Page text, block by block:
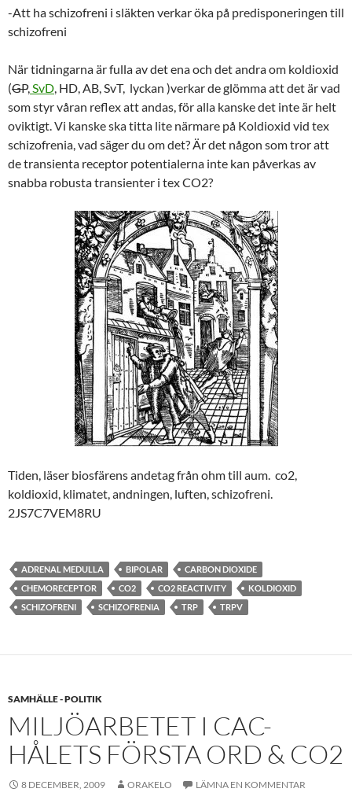
-Att ha schizofreni i släkten verkar öka på predisponeringen till
schizofreni
När tidningarna är fulla av det ena och det andra om koldioxid
(GP,SvD, HD, AB, SvT, lyckan )verkar de glömma att det är vad
som styr våran reflex att andas, för alla kanske det inte är helt
oviktigt. Vi kanske ska titta lite närmare på Koldioxid vid tex
schizofrenia, vad säger du om det? Är det någon som tror att
de transienta receptor potentialerna inte kan påverkas av
snabba robusta transienter i tex CO2?
Tiden, läser biosfärens andetag från ohm till aum. co2,
koldioxid, klimatet, andningen, luften, schizofreni.
2JS7C7VEM8RU
ADRENAL MEDULLA BIPOLAR
CARBON DIOXIDE
CHEMORECEPTOR
CO2 CO2 REACTIVITY
KOLDIOXID
SCHIZOFRENI
SCHIZOFRENIA TRP TRPV
SAMHÄLLE - POLITIK
MILJÖARBETET I CAC-
HÅLETS FÖRSTA ORD & CO2
8 DECEMBER, 2009 ORAKELO LÄMNA EN KOMMENTAR